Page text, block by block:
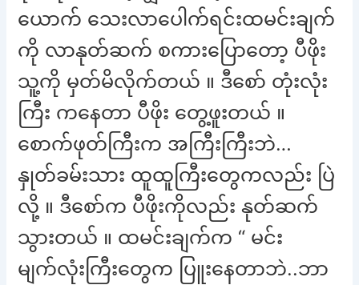
ယောက် သေးလာပေါက်ရင်းထမင်းချက်
ကို လာနုတ်ဆက် စကားပြောတော့ ပီဖိုး
သူ့ကို မှတ်မိလိုက်တယ် ။ ဒီစော် တုံးလုံး
ကြီး ကနေတာ ပီဖိုး တွေ့ဖူးတယ် ။
စောက်ဖုတ်ကြီးက အကြီးကြီးဘဲ…
နှုတ်ခမ်းသား ထူထူကြီးတွေကလည်း ပြဲ
လို့ ။ ဒီစော်က ပီဖိုးကိုလည်း နုတ်ဆက်
သွားတယ် ။ ထမင်းချက်က “ မင်း
မျက်လုံးကြီးတွေက ပြူးနေတာဘဲ..ဘာ